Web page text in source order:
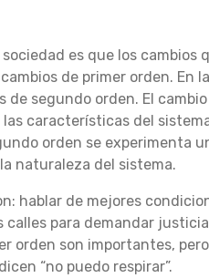
es que los cambios
de primer orden. En
segundo orden. El
características del
orden se experimenta
naturaleza del sistema.
hablar de mejores
para demandar
orden son importantes,
“no puedo respirar”.